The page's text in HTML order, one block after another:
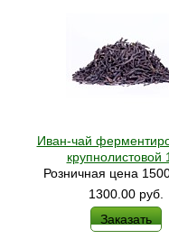
Иван-чай
крупнолистовой
Розничная цена
1300.00 руб.
Заказать